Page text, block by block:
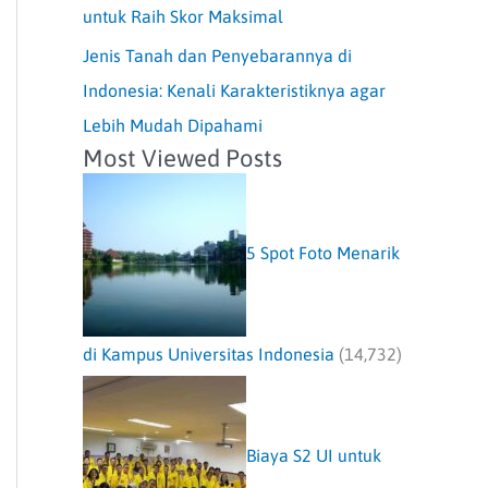
untuk Raih Skor Maksimal
Jenis Tanah dan Penyebarannya di
Indonesia: Kenali Karakteristiknya agar
Lebih Mudah Dipahami
Most Viewed Posts
5 Spot Foto Menarik
di Kampus Universitas Indonesia (14,732)
Biaya S2 UI untuk